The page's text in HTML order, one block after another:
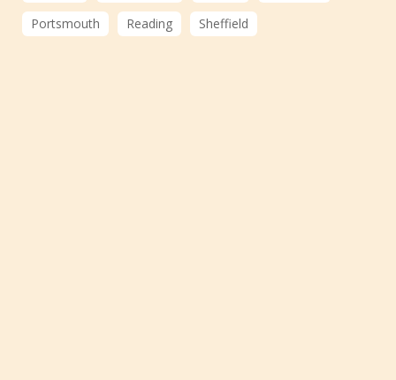
Portsmouth
Reading Sheffield